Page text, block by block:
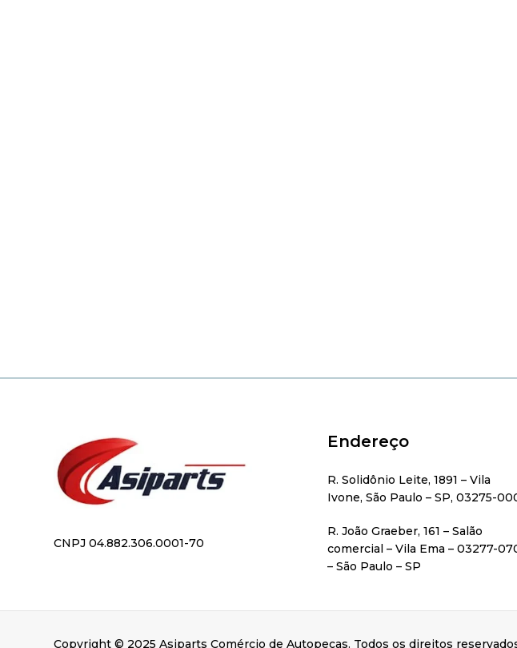
CNPJ 04.882.306.0001-70
Endereço
R. Solidônio Leite, 1891 – Vila
Ivone, São Paulo – SP, 03275-
R. João Graeber, 161 – Salão
comercial – Vila Ema – 03277-
– São Paulo – SP
Copyright © 2025 Asiparts Comércio de Autopeças. Todos os direitos